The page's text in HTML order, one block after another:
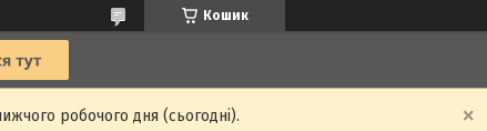
Кошик
робочого дня (сьогодні).